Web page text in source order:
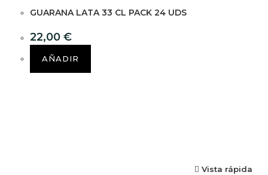
GUARANA LATA 33 CL PACK 24 UDS
22,00 €
AÑADIR
Vista rápida